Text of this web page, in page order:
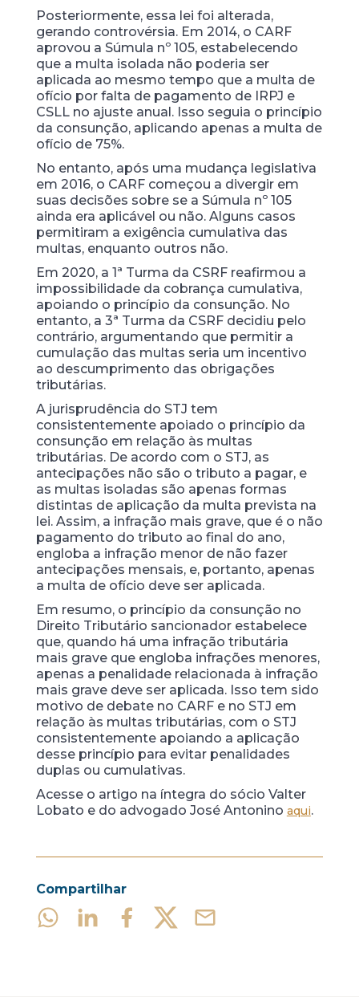
Posteriormente, essa lei foi alterada,
gerando controvérsia. Em 2014, o CARF
aprovou a Súmula nº 105, estabelecendo
que a multa isolada não poderia ser
aplicada ao mesmo tempo que a multa de
ofício por falta de pagamento de IRPJ e
CSLL no ajuste anual. Isso seguia o princípio
da consunção, aplicando apenas a multa de
ofício de 75%.
No entanto, após uma mudança legislativa
em 2016, o CARF começou a divergir em
suas decisões sobre se a Súmula nº 105
ainda era aplicável ou não. Alguns casos
permitiram a exigência cumulativa das
multas, enquanto outros não.
Em 2020, a 1ª Turma da CSRF reafirmou a
impossibilidade da cobrança cumulativa,
apoiando o princípio da consunção. No
entanto, a 3ª Turma da CSRF decidiu pelo
contrário, argumentando que permitir a
cumulação das multas seria um incentivo
ao descumprimento das obrigações
tributárias.
A jurisprudência do STJ tem
consistentemente apoiado o princípio da
consunção em relação às multas
tributárias. De acordo com o STJ, as
antecipações não são o tributo a pagar, e
as multas isoladas são apenas formas
distintas de aplicação da multa prevista na
lei. Assim, a infração mais grave, que é o não
pagamento do tributo ao final do ano,
engloba a infração menor de não fazer
antecipações mensais, e, portanto, apenas
a multa de ofício deve ser aplicada.
Em resumo, o princípio da consunção no
Direito Tributário sancionador estabelece
que, quando há uma infração tributária
mais grave que engloba infrações menores,
apenas a penalidade relacionada à infração
mais grave deve ser aplicada. Isso tem sido
motivo de debate no CARF e no STJ em
relação às multas tributárias, com o STJ
consistentemente apoiando a aplicação
desse princípio para evitar penalidades
duplas ou cumulativas.
Acesse o artigo na íntegra do sócio Valter
Lobato e do advogado José Antonino aqui.
Compartilhar